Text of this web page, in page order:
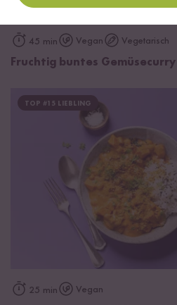
45 min Vegan Vegetarisch
Fruchtig buntes Gemüsecurry
TOP #15 LIEBLING
25 min Vegan